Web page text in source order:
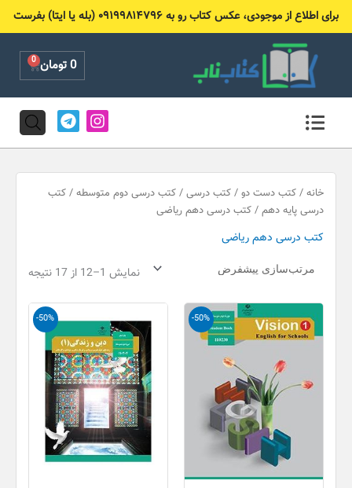
برای اطلاع از موجودی، عکس کتاب رو به ۰۹۱۹۹۸۱۴۷۹۶ (بله یا ایتا) بفرست
0تومان 0
Cart
I
n
s
a
g
T
e
l
g
r خانه / کتب دست دو / کتب درسی / کتب درسی دوم متوسطه / کتب
درسی پایه دهم / کتب درسی دهم ریاضی
کتب درسی دهم ریاضی
نمایش 1–12 از 17 نتیجه
-50%
قیمت
اصلی
100,000 تومان
بود.
قیمت
فعلی
50,000 تومان
-50%
قیمت
اصلی
100,000 تومان
بود.
قیمت
فعلی